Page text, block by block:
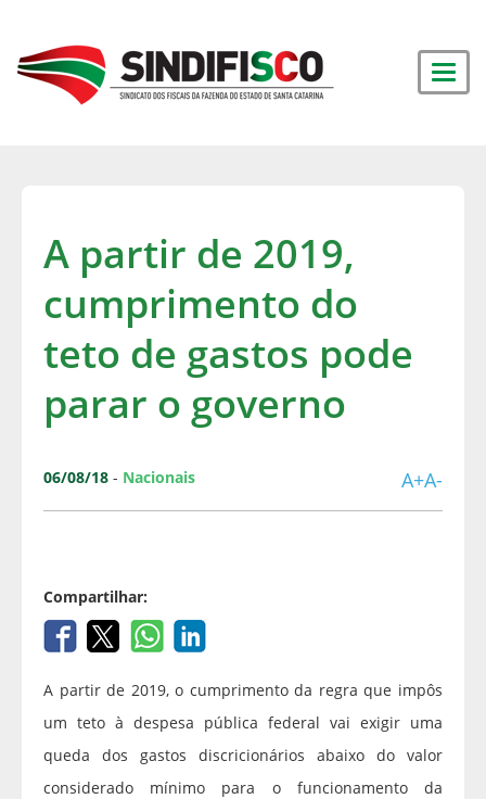
A partir de 2019,
cumprimento do
teto de gastos pode
parar o governo
06/08/18 - Nacionais A+A-
Compartilhar:
A partir de 2019, o cumprimento da regra que impôs
um teto à despesa pública federal vai exigir uma
queda dos gastos discricionários abaixo do valor
considerado mínimo para o funcionamento da